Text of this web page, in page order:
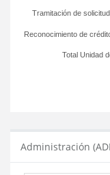
Total Unidad
Reconocimiento de
Tramitación de
Administración